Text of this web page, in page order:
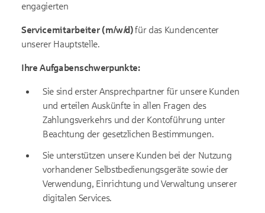
engagierten
Servicemitarbeiter (m/w/d)für das Kundencenter
unserer Hauptstelle.
Ihre Aufgabenschwerpunkte:
Sie sind erster Ansprechpartner für unsere Kunden
und erteilen Auskünfte in allen Fragen des
Zahlungsverkehrs und der Kontoführung unter
Beachtung der gesetzlichen Bestimmungen.
Sie unterstützen unsere Kunden bei der Nutzung
vorhandener Selbstbedienungsgeräte sowie der
Verwendung, Einrichtung und Verwaltung unserer
digitalen Services.